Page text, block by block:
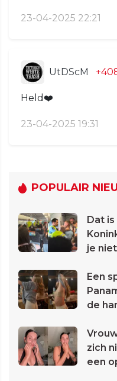
23-04-2025 22:21
UtDScM
Held❤️
23-04-2025 19:31
POPULAIR
Dat
je
Een
de
zich
een